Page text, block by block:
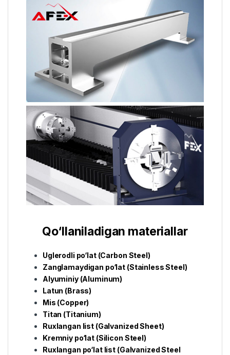
Qo‘llaniladigan materiallar
Uglerodli po‘lat (Carbon Steel)
Zanglamaydigan po‘lat (Stainless Steel)
Alyuminiy (Aluminum)
Latun (Brass)
Mis (Copper)
Titan (Titanium)
Ruxlangan list (Galvanized Sheet)
Kremniy po‘lat (Silicon Steel)
Ruxlangan po‘lat list (Galvanized Steel